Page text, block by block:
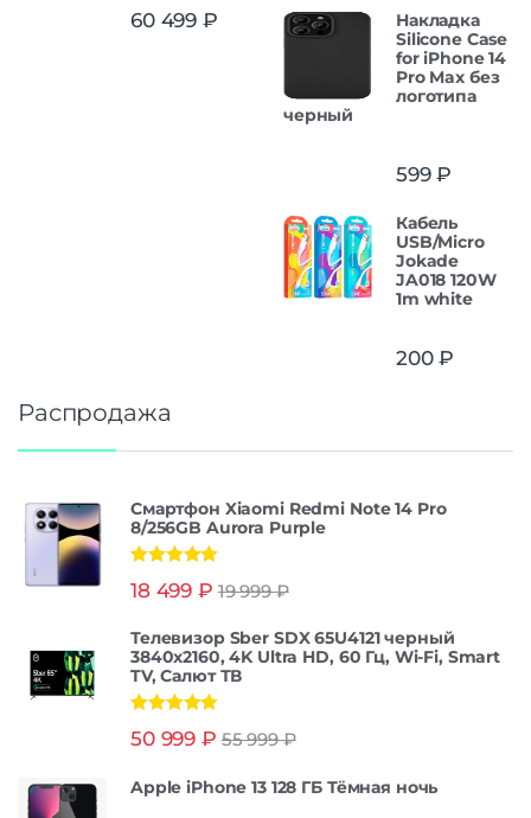
60 499 ₽
Накладка
Silicone Case
for iPhone 14
Pro Max без
логотипа
черный
599₽
Кабель
USB/Micro
Jokade
JA018 120W
1m white
200₽
Распродажа
Смартфон Xiaomi Redmi Note 14 Pro
8/256GB Aurora Purple
из 5
18 499 ₽ 19 999₽
Телевизор Sber SDX 65U4121 черный
3840x2160, 4K Ultra HD, 60 Гц, Wi-Fi, Smart
TV, Салют ТВ
из 5
50 999 ₽ 55 999₽
Apple iPhone 13 128 ГБ Тёмная ночь